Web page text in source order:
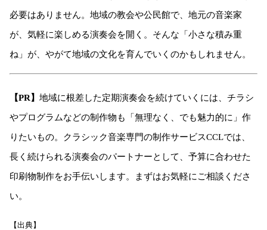
必要はありません。地域の教会や公民館で、地元の音楽家
が、気軽に楽しめる演奏会を開く。そんな「小さな積み重
ね」が、やがて地域の文化を育んでいくのかもしれません。
【PR】 地域に根差した定期演奏会を続けていくには、チラシ
やプログラムなどの制作物も「無理なく、でも魅力的に」作
りたいもの。クラシック音楽専門の制作サービスCCLでは、
長く続けられる演奏会のパートナーとして、予算に合わせた
印刷物制作をお手伝いします。まずはお気軽にご相談くださ
い。
【出典】